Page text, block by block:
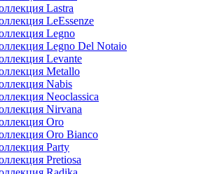
Lastra
LeEssenze
Legno
Legno Del Notaio
Levante
Metallo
Nabis
Neoclassica
Nirvana
Oro
Oro Bianco
Party
Pretiosa